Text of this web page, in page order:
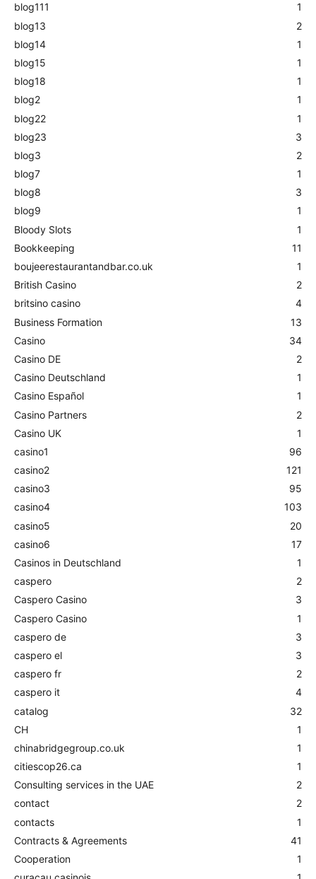
blog111
1
blog13
2
blog14
1
blog15
1
blog18
1
blog2
1
blog22
1
blog23
3
blog3
2
blog7
1
blog8
3
blog9
1
Bloody Slots
1
Bookkeeping
11
boujeerestaurantandbar.co.uk
1
British Casino
2
britsino casino
4
Business Formation
13
Casino
34
Casino DE
2
Casino Deutschland
1
Casino Español
1
Casino Partners
2
Casino UK
1
casino1
96
casino2
121
casino3
95
casino4
103
casino5
20
casino6
17
Casinos in Deutschland
1
caspero
2
Caspero Casino
3
Caspero Casino
1
caspero de
3
caspero el
3
caspero fr
2
caspero it
4
catalog
32
CH
1
chinabridgegroup.co.uk
1
citiescop26.ca
1
Consulting services in the UAE
2
contact
2
contacts
1
Contracts & Agreements
41
Cooperation
1